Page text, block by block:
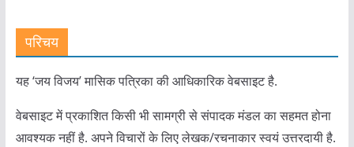
परिचय
यह ‘जय विजय’ मासिक पत्रिका की आधिकारिक वेबसाइट है.
वेबसाइट में प्रकाशित किसी भी सामग्री से संपादक मंडल का सहमत होना
आवश्यक नहीं है. अपने विचारों के लिए लेखक/रचनाकार स्वयं उत्तरदायी है.